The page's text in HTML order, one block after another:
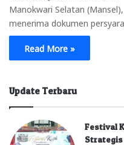
Manokwari Selatan
menerima dokumen
Read More »
Update Terbaru
Festival
Strategis